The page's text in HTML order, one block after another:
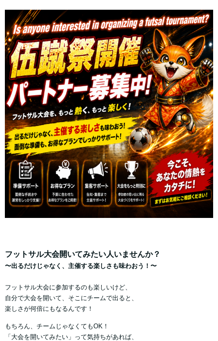
フットサル大会開いてみたい人いませんか？
〜出るだけじゃなく、主催する楽しさも味わおう！〜
フットサル大会に参加するのも楽しいけど、
自分で大会を開いて、そこにチームで出ると、
楽しさが何倍にもなるんです！
もちろん、チームじゃなくてもOK！
「大会を開いてみたい」って気持ちがあれば、